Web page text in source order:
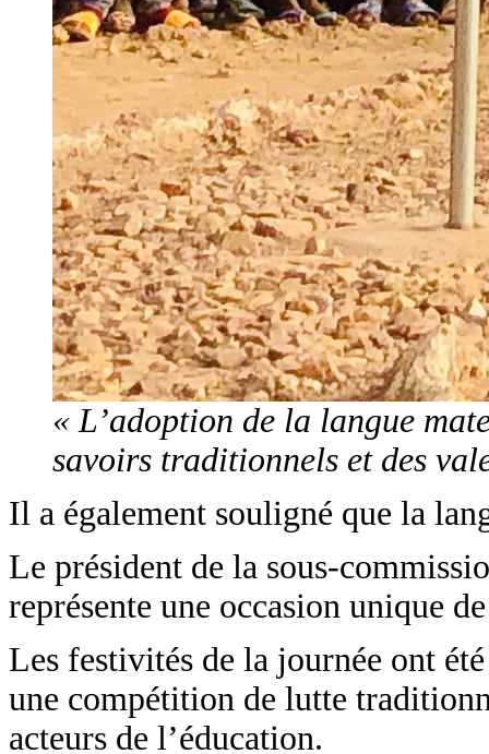
« L’adoption de la langue
savoirs traditionnels et des
Il a également souligné que la
Le président de la sous-
représente une occasion unique
Les festivités de la journée ont
une compétition de lutte
acteurs de l’éducation.